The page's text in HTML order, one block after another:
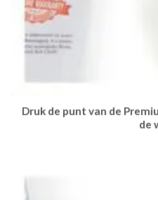
Druk de punt van de
de